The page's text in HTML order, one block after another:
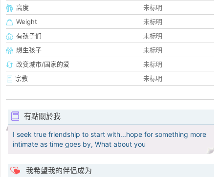
高度
未标明
Weight
未标明
有孩子们
未标明
想生孩子
未标明
改变城市/国家的爱
未标明
宗教
未标明
有點關於我
I seek true friendship to start with...hope for something more
intimate as time goes by, What about you
我希望我的伴侣成为